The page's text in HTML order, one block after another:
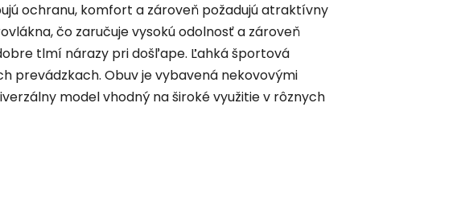
ochranu, komfort a zároveň požadujú atraktívny
čo zaručuje vysokú odolnosť a zároveň
tlmí nárazy pri došľape. Ľahká športová
prevádzkach. Obuv je vybavená nekovovými
model vhodný na široké využitie v rôznych